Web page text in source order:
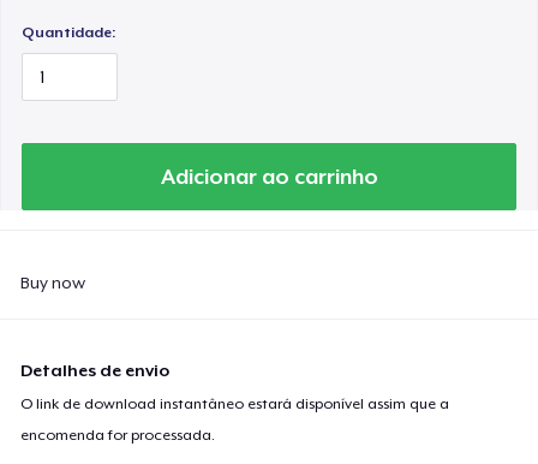
Quantidade:
Adicionar ao carrinho
Buy now
Detalhes de envio
O link de download instantâneo estará disponível assim que a
encomenda for processada.